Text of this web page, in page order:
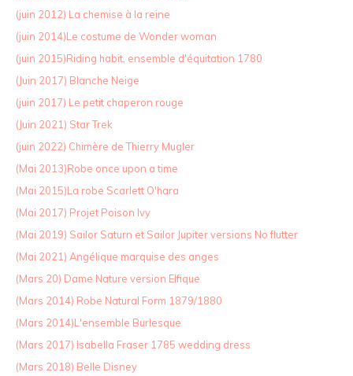
(juin 2012) La chemise à la reine
(juin 2014)Le costume de Wonder woman
(juin 2015)Riding habit, ensemble d'équitation 1780
(Juin 2017) Blanche Neige
(juin 2017) Le petit chaperon rouge
(Juin 2021) Star Trek
(juin 2022) Chimère de Thierry Mugler
(Mai 2013)Robe once upon a time
(Mai 2015)La robe Scarlett O'hara
(Mai 2017) Projet Poison Ivy
(Mai 2019) Sailor Saturn et Sailor Jupiter versions No flutter
(Mai 2021) Angélique marquise des anges
(Mars 20) Dame Nature version Elfique
(Mars 2014) Robe Natural Form 1879/1880
(Mars 2014)L'ensemble Burlesque
(Mars 2017) Isabella Fraser 1785 wedding dress
(Mars 2018) Belle Disney